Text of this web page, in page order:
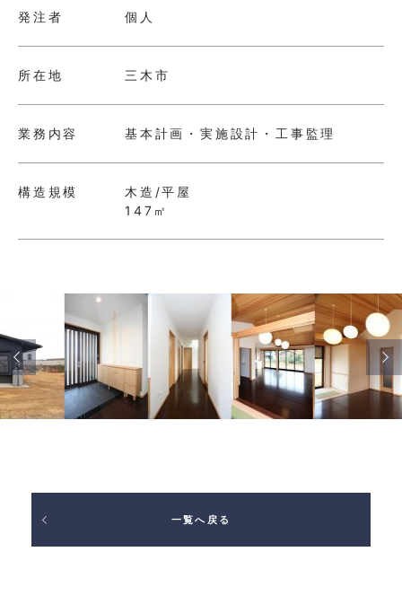
発注者 個人
所在地 三木市
業務内容 基本計画・実施設計・工事監理
構造規模
木造/平屋
147㎡
一覧へ戻る